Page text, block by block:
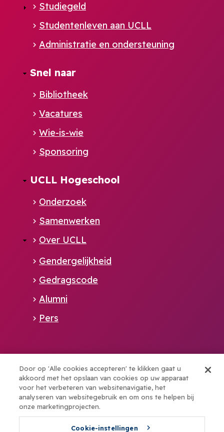
Footer
NL
Studiegeld
Studentenleven aan UCLL
Administratie en ondersteuning
Snel naar
Bibliotheek
Vacatures
Wie-is-wie
Sponsoring
UCLL Hogeschool
Onderzoek
Samenwerken
Over UCLL
Gendergelijkheid
Gedragscode
Alumni
Pers
Boost your talents with elev8
Door op 'Alle cookies accepteren' te klikken gaat u
akkoord met het opslaan van cookies op uw apparaat
voor het verbeteren van websitenavigatie, het
analyseren van websitegebruik en om ons te helpen bij
onze marketingprojecten.
Cookie-instellingen